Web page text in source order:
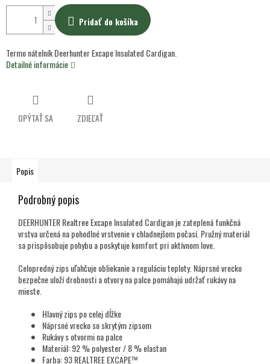
Pridať do košíka
Termo nátelník Deerhunter Excape Insulated Cardigan.
Detailné informácie
OPÝTAŤ SA ZDIEĽAŤ
Popis
Podrobný popis
DEERHUNTER Realtree Excape Insulated Cardigan je zateplená funkčná
vrstva určená na pohodlné vrstvenie v chladnejšom počasí. Pružný materiál
sa prispôsobuje pohybu a poskytuje komfort pri aktívnom love.
Celopredný zips uľahčuje obliekanie a reguláciu teploty. Náprsné vrecko
bezpečne uloží drobnosti a otvory na palce pomáhajú udržať rukávy na
mieste.
Hlavný zips po celej dĺžke
Náprsné vrecko so skrytým zipsom
Rukávy s otvormi na palce
Materiál: 92 % polyester / 8 % elastan
Farba: 93 REALTREE EXCAPE™